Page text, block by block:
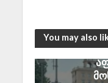
You may also